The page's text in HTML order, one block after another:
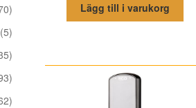
Lägg till i varukorg
(5)